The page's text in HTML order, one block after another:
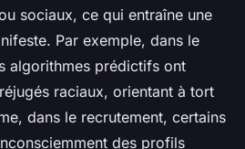
sociaux, ce qui entraîne une
Par exemple, dans le
algorithmes prédictifs ont
raciaux, orientant à tort
dans le recrutement, certains
des profils